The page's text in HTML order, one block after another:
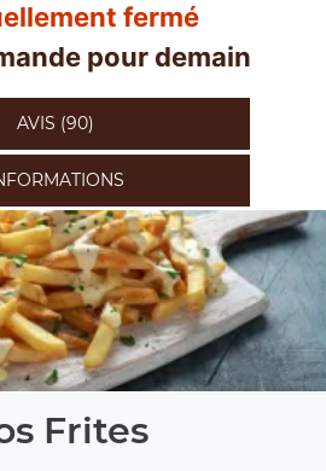
fermé
pour demain
AVIS (90)
Frites